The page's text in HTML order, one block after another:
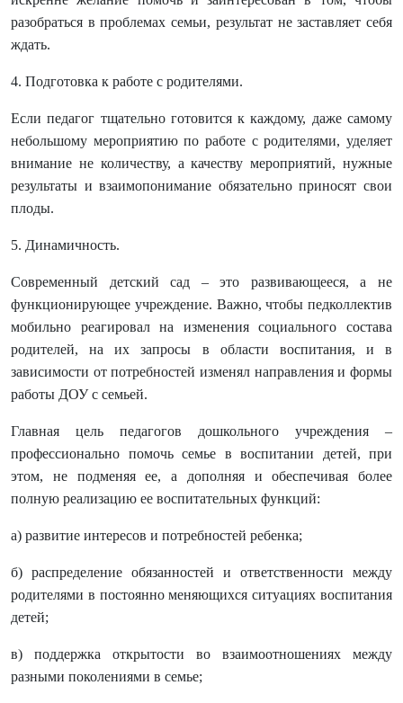
разобраться в проблемах семьи, результат не заставляет себя
ждать.
4. Подготовка к работе с родителями.
Если педагог тщательно готовится к каждому, даже самому
небольшому мероприятию по работе с родителями, уделяет
внимание не количеству, а качеству мероприятий, нужные
результаты и взаимопонимание обязательно приносят свои
плоды.
5. Динамичность.
Современный детский сад – это развивающееся, а не
функционирующее учреждение. Важно, чтобы педколлектив
мобильно реагировал на изменения социального состава
родителей, на их запросы в области воспитания, и в
зависимости от потребностей изменял направления и формы
работы ДОУ с семьей.
Главная цель педагогов дошкольного учреждения –
профессионально помочь семье в воспитании детей, при
этом, не подменяя ее, а дополняя и обеспечивая более
полную реализацию ее воспитательных функций:
а) развитие интересов и потребностей ребенка;
б) распределение обязанностей и ответственности между
родителями в постоянно меняющихся ситуациях воспитания
детей;
в) поддержка открытости во взаимоотношениях между
разными поколениями в семье;